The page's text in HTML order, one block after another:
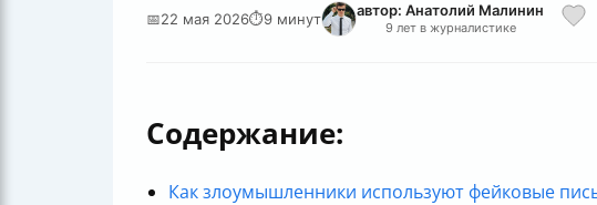
📅22 мая 2026⏱9 минут автор: Анатолий Малинин
9 лет в журналистике
Содержание:
Как злоумышленники используют фейковые